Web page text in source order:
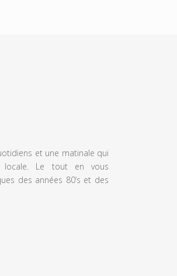
et une matinale qui
locale. Le tout en vous
des années 80’s et des